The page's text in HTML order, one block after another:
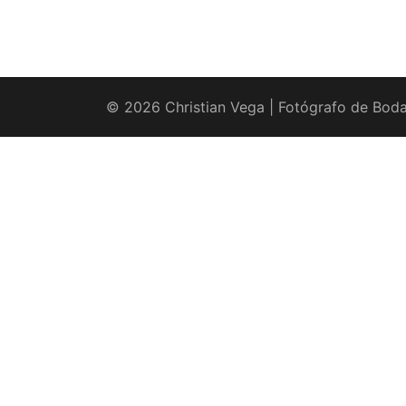
© 2026 Christian Vega | Fotógrafo de